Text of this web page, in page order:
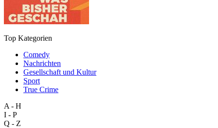
Top Kategorien
Comedy
Nachrichten
Gesellschaft und Kultur
Sport
True Crime
A - H
I - P
Q - Z